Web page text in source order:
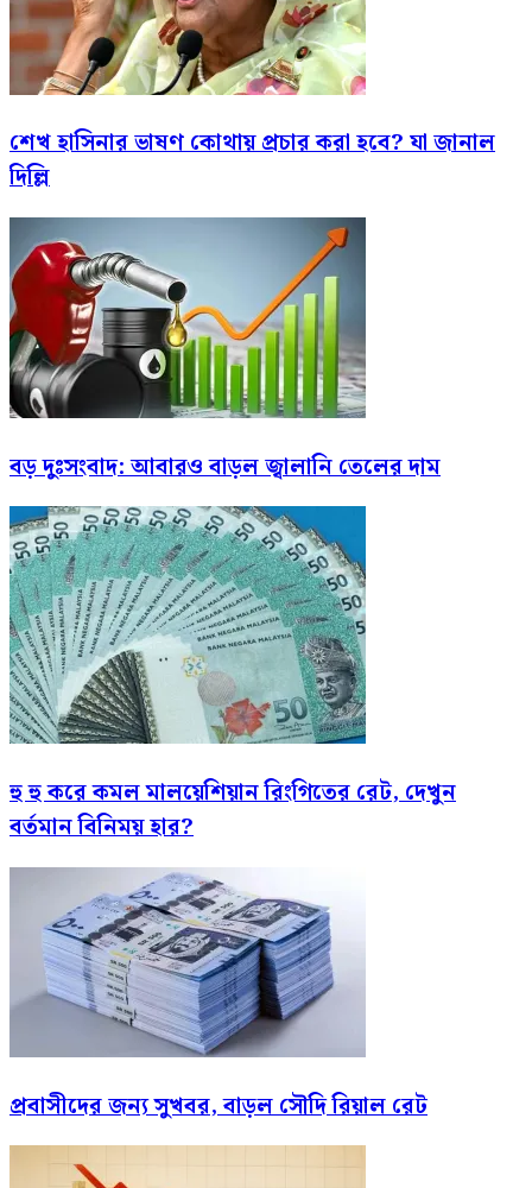
শেখ হাসিনার ভাষণ কোথায় প্রচার করা হবে? যা জানাল
দিল্লি
বড় দুঃসংবাদ: আবারও বাড়ল জ্বালানি তেলের দাম
হু হু করে কমল মালয়েশিয়ান রিংগিতের রেট, দেখুন
বর্তমান বিনিময় হার?
প্রবাসীদের জন্য সুখবর, বাড়ল সৌদি রিয়াল রেট